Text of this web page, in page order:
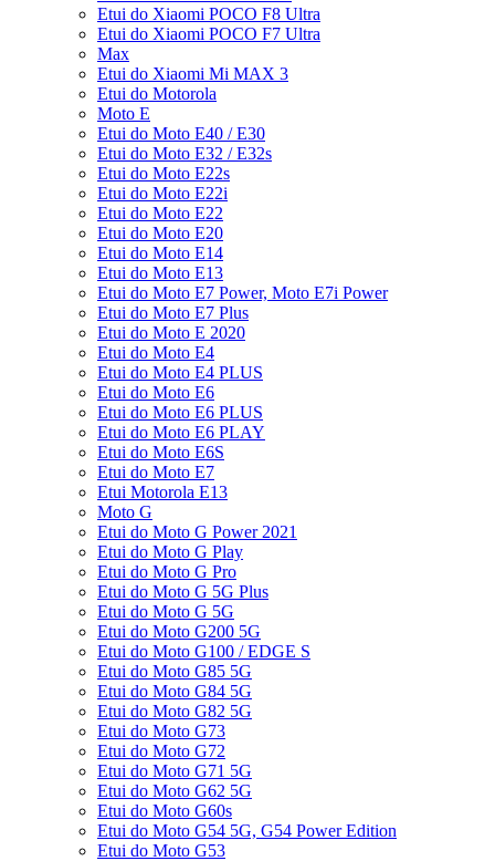
Etui do Xiaomi POCO F8 Ultra
Etui do Xiaomi POCO F7 Ultra
Max
Etui do Xiaomi Mi MAX 3
Etui do Motorola
Moto E
Etui do Moto E40 / E30
Etui do Moto E32 / E32s
Etui do Moto E22s
Etui do Moto E22i
Etui do Moto E22
Etui do Moto E20
Etui do Moto E14
Etui do Moto E13
Etui do Moto E7 Power, Moto E7i Power
Etui do Moto E7 Plus
Etui do Moto E 2020
Etui do Moto E4
Etui do Moto E4 PLUS
Etui do Moto E6
Etui do Moto E6 PLUS
Etui do Moto E6 PLAY
Etui do Moto E6S
Etui do Moto E7
Etui Motorola E13
Moto G
Etui do Moto G Power 2021
Etui do Moto G Play
Etui do Moto G Pro
Etui do Moto G 5G Plus
Etui do Moto G 5G
Etui do Moto G200 5G
Etui do Moto G100 / EDGE S
Etui do Moto G85 5G
Etui do Moto G84 5G
Etui do Moto G82 5G
Etui do Moto G73
Etui do Moto G72
Etui do Moto G71 5G
Etui do Moto G62 5G
Etui do Moto G60s
Etui do Moto G54 5G, G54 Power Edition
Etui do Moto G53